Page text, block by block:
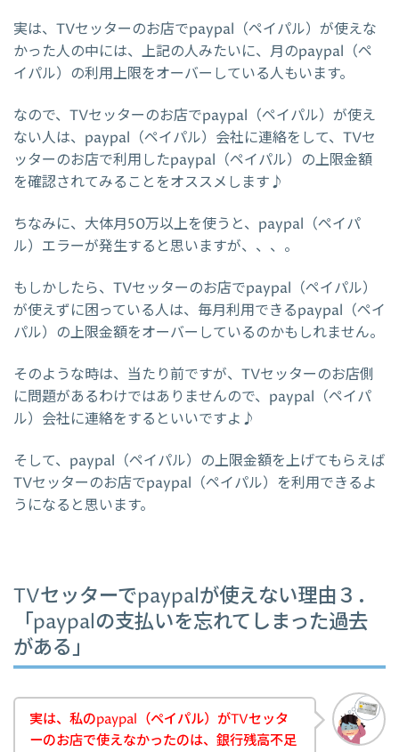
実は、TVセッターのお店でpaypal（ペイパル）が使えな
かった人の中には、上記の人みたいに、月のpaypal（ペ
イパル）の利用上限をオーバーしている人もいます。
なので、TVセッターのお店でpaypal（ペイパル）が使え
ない人は、paypal（ペイパル）会社に連絡をして、TVセ
ッターのお店で利用したpaypal（ペイパル）の上限金額
を確認されてみることをオススメします♪
ちなみに、大体月50万以上を使うと、paypal（ペイパ
ル）エラーが発生すると思いますが、、、。
もしかしたら、TVセッターのお店でpaypal（ペイパル）
が使えずに困っている人は、毎月利用できるpaypal（ペイ
パル）の上限金額をオーバーしているのかもしれません。
そのような時は、当たり前ですが、TVセッターのお店側
に問題があるわけではありませんので、paypal（ペイパ
ル）会社に連絡をするといいですよ♪
そして、paypal（ペイパル）の上限金額を上げてもらえば
TVセッターのお店でpaypal（ペイパル）を利用できるよ
うになると思います。
TVセッターでpaypalが使えない理由３．
「paypalの支払いを忘れてしまった過去
がある」
実は、私のpaypal（ペイパル）がTVセッタ
ーのお店で使えなかったのは、銀行残高不足